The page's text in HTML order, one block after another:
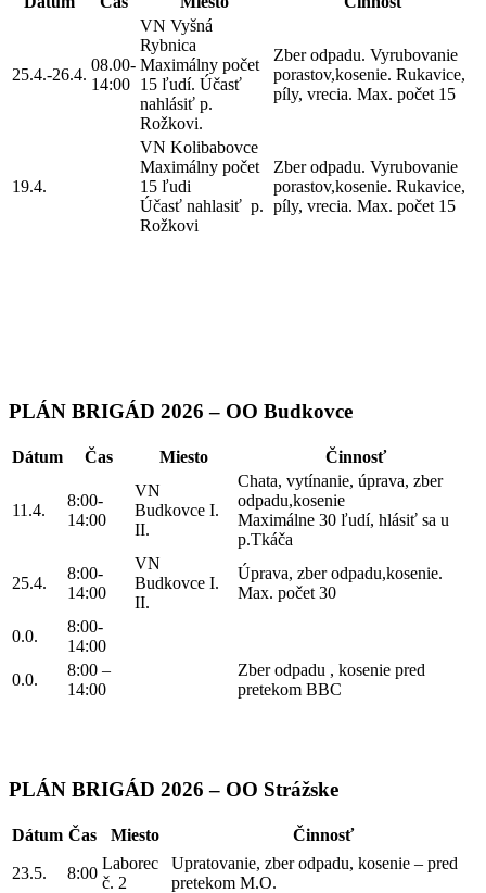
25.4.-26.4.
08.00-
14:00
VN Vyšná
Rybnica
Maximálny počet
15 ľudí. Účasť
nahlásiť p.
Rožkovi.
Zber odpadu. Vyrubovanie
porastov,kosenie. Rukavice,
píly, vrecia. Max. počet 15
19.4.
VN Kolibabovce
Maximálny počet
15 ľudi
Účasť nahlasiť p.
Rožkovi
Zber odpadu. Vyrubovanie
porastov,kosenie. Rukavice,
píly, vrecia. Max. počet 15
PLÁN BRIGÁD 2026 – OO Budkovce
Dátum Čas Miesto Činnosť
11.4.
8:00-
14:00
VN
Budkovce I.
II.
Chata, vytínanie, úprava, zber
odpadu,kosenie
Maximálne 30 ľudí, hlásiť sa u
p.Tkáča
25.4.
8:00-
14:00
VN
Budkovce I.
II.
Úprava, zber odpadu,kosenie.
Max. počet 30
0.0.
8:00-
14:00
0.0.
8:00 –
14:00
Zber odpadu , kosenie pred
pretekom BBC
PLÁN BRIGÁD 2026 – OO Strážske
Dátum Čas Miesto Činnosť
23.5. 8:00
Laborec
č. 2
Upratovanie, zber odpadu, kosenie – pred
pretekom M.O.